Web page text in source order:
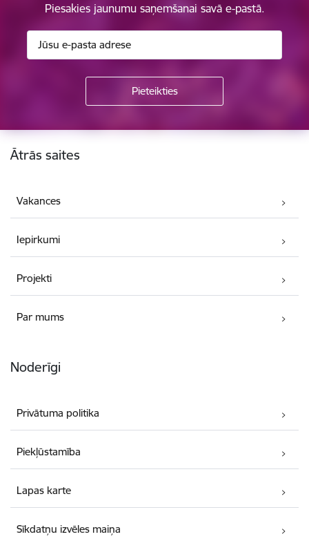
Piesakies jaunumu saņemšanai savā e-pastā.
Kājene
Ātrās saites
Vakances
Iepirkumi
Projekti
Par mums
Noderīgi
Privātuma politika
Piekļūstamība
Lapas karte
Sīkdatņu izvēles maiņa